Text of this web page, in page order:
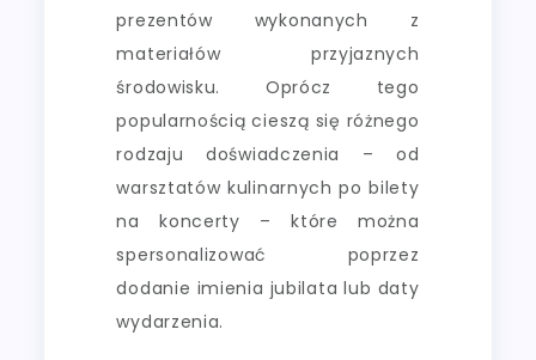
prezentów wykonanych z
materiałów przyjaznych
środowisku. Oprócz tego
popularnością cieszą się różnego
rodzaju doświadczenia – od
warsztatów kulinarnych po bilety
na koncerty – które można
spersonalizować poprzez
dodanie imienia jubilata lub daty
wydarzenia.